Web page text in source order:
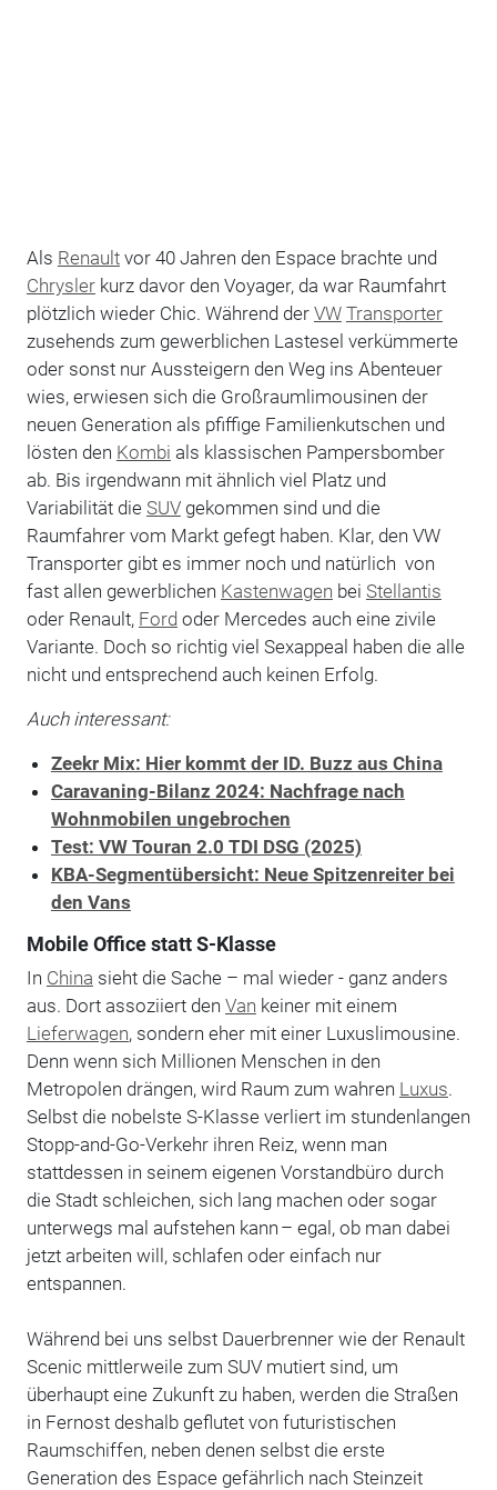
Als Renaultvor 40 Jahren den Espace brachte und
Chryslerkurz davor den Voyager, da war Raumfahrt
plötzlich wieder Chic. Während der VW Transporter
zusehends zum gewerblichen Lastesel verkümmerte
oder sonst nur Aussteigern den Weg ins Abenteuer
wies, erwiesen sich die Großraumlimousinen der
neuen Generation als pfiffige Familienkutschen und
lösten den Kombi als klassischen Pampersbomber
ab. Bis irgendwann mit ähnlich viel Platz und
Variabilität die SUVgekommen sind und die
Raumfahrer vom Markt gefegt haben. Klar, den VW
Transporter gibt es immer noch und natürlich von
fast allen gewerblichen Kastenwagen bei Stellantis
oder Renault, Ford oder Mercedes auch eine zivile
Variante. Doch so richtig viel Sexappeal haben die alle
nicht und entsprechend auch keinen Erfolg.
Auch interessant:
Zeekr Mix: Hier kommt der ID. Buzz aus China
Caravaning-Bilanz 2024: Nachfrage nach
Wohnmobilen ungebrochen
Test: VW Touran 2.0 TDI DSG (2025)
KBA-Segmentübersicht: Neue Spitzenreiter bei
den Vans
Mobile Office statt S-Klasse
In China sieht die Sache – mal wieder - ganz anders
aus. Dort assoziiert den Van keiner mit einem
Lieferwagen, sondern eher mit einer Luxuslimousine.
Denn wenn sich Millionen Menschen in den
Metropolen drängen, wird Raum zum wahren Luxus.
Selbst die nobelste S-Klasse verliert im stundenlangen
Stopp-and-Go-Verkehr ihren Reiz, wenn man
stattdessen in seinem eigenen Vorstandbüro durch
die Stadt schleichen, sich lang machen oder sogar
unterwegs mal aufstehen kann – egal, ob man dabei
jetzt arbeiten will, schlafen oder einfach nur
entspannen.
Während bei uns selbst Dauerbrenner wie der Renault
Scenic mittlerweile zum SUV mutiert sind, um
überhaupt eine Zukunft zu haben, werden die Straßen
in Fernost deshalb geflutet von futuristischen
Raumschiffen, neben denen selbst die erste
Generation des Espace gefährlich nach Steinzeit